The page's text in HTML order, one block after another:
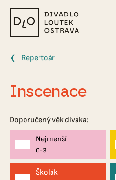
Divadlo
loutek
Repertoár
Inscenace
Doporučený věk diváka:
Nejmenší
0-3
Školák